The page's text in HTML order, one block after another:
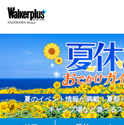
夏のイベント情報が満載！夏祭
キャンプ場など遊べる